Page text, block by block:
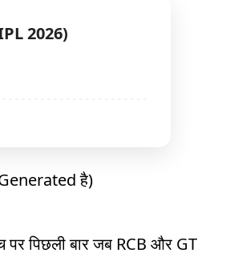
2026)
है)
पर पिछली बार जब RCB और GT